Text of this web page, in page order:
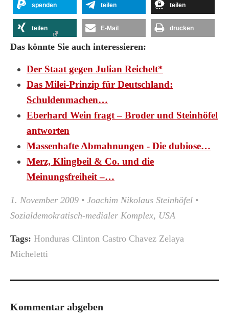
spenden teilen teilen
teilen E-Mail drucken
Das könnte Sie auch interessieren:
Der Staat gegen Julian Reichelt*
Das Milei-Prinzip für Deutschland:
Schuldenmachen…
Eberhard Wein fragt – Broder und Steinhöfel
antworten
Massenhafte Abmahnungen - Die dubiose…
Merz, Klingbeil & Co. und die
Meinungsfreiheit –…
1. November 2009 • Joachim Nikolaus Steinhöfel •
Sozialdemokratisch-medialer Komplex, USA
Tags: Honduras Clinton Castro Chavez Zelaya
Micheletti
Kommentar abgeben